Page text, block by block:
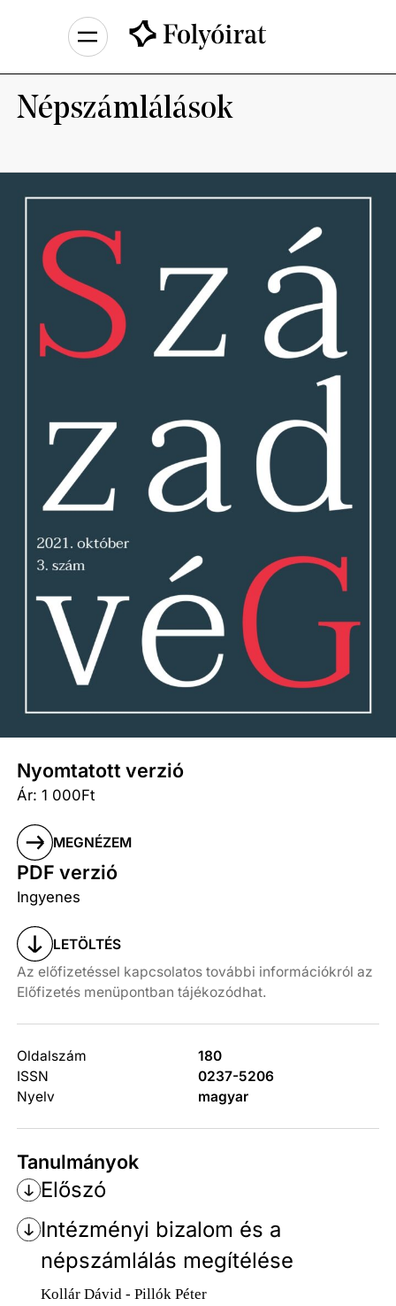
Népszámlálások
Nyomtatott verzió
Ár: 1 000Ft
MEGNÉZEM
PDF verzió
Ingyenes
LETÖLTÉS
Az előfizetéssel kapcsolatos további információkról az
Előfizetés menüpontban tájékozódhat.
Oldalszám
180
ISSN
0237-5206
Nyelv
magyar
Tanulmányok
Előszó
Intézményi bizalom és a
népszámlálás megítélése
Kollár Dávid - Pillók Péter